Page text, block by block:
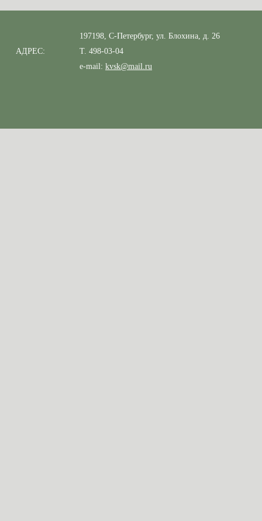
АДРЕС:
197198, С-Петербург, ул. Блохина, д. 26
Т. 498-03-04
e-mail: kvsk@mail.ru